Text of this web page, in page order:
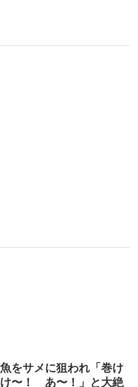
をサメに狙われ「巻け
〜！ あ〜！」と大絶